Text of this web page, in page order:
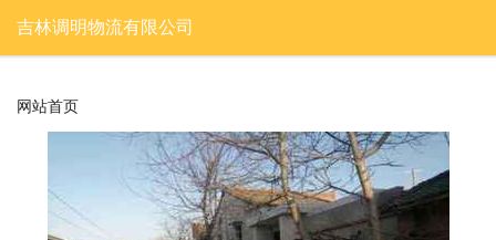
吉林调明物流有限公司
网站首页